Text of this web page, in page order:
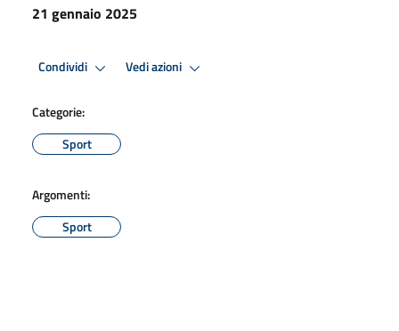
21 gennaio 2025
Condividi Vedi azioni
Categorie:
Sport
Argomenti:
Sport